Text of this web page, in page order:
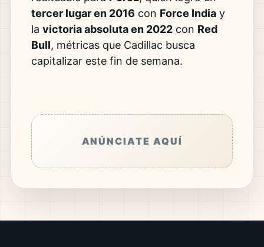
tercer lugar en 2016 con Force Indiay
la victoria absoluta en 2022con Red
Bull, métricas que Cadillac busca
capitalizar este fin de semana.
ANÚNCIATE AQUÍ